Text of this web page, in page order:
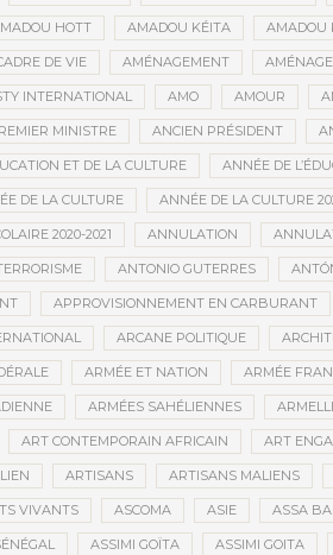
HOTT AMADOU KÉITA AMADOU
DE VIE AMÉNAGEMENT
INTERNATIONAL AMO AMOUR
MINISTRE ANCIEN PRÉSIDENT
ET DE LA CULTURE ANNÉE DE
DE LA CULTURE ANNÉE DE LA CULTURE
2020-2021 ANNULATION
ANTONIO GUTERRES
APPROVISIONNEMENT EN CARBURANT
ARCANE POLITIQUE
ARMÉE ET NATION ARMÉE
ARMÉES SAHÉLIENNES
ART CONTEMPORAIN AFRICAIN ART
ARTISANS ARTISANS MALIENS
VIVANTS ASCOMA ASIE ASSA
ASSIMI GOÏTA ASSIMI GOITA